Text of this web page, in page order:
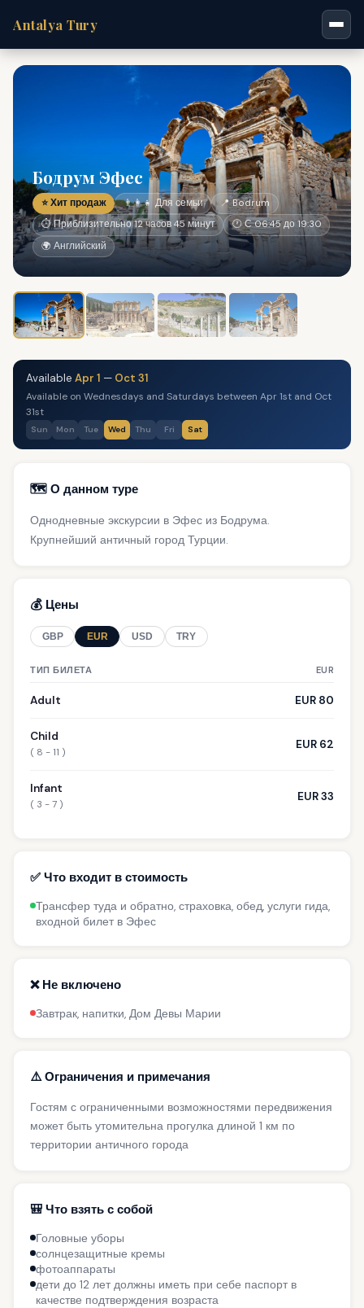
Antalya Tury
Бодрум Эфес
⭐ Хит продаж 👨‍👩‍👧 Для семьи
📍 Bodrum
⏱ Приблизительно 12 часов 45 минут
🕐 С 06:45 до 19:30
🌍 Английский
Available Apr 1 — Oct 31
Available on Wednesdays and Saturdays between Apr 1st and Oct
31st
Sun Mon Tue Wed Thu Fri Sat
🗺️ О данном туре
Однодневные экскурсии в Эфес из Бодрума.
Крупнейший античный город Турции.
💰 Цены
GBP EUR USD TRY
ТИП БИЛЕТА EUR
Adult EUR 80
Child
( 8 - 11 )
EUR 62
Infant
( 3 - 7 )
EUR 33
✅ Что входит в стоимость
Трансфер туда и обратно, страховка, обед, услуги гида,
входной билет в Эфес
❌ Не включено
Завтрак, напитки, Дом Девы Марии
⚠️ Ограничения и примечания
Гостям с ограниченными возможностями передвижения
может быть утомительна прогулка длиной 1 км по
территории античного города
🎒 Что взять с собой
Головные уборы
солнцезащитные кремы
фотоаппараты
дети до 12 лет должны иметь при себе паспорт в
качестве подтверждения возраста